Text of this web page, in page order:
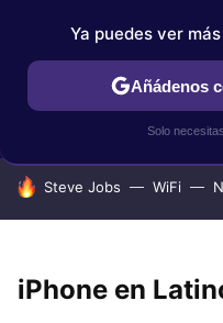
IPHONE TUTORIALES
HOY SE HABLA DE
Steve Jobs WiFi
iPhone en
Ya puedes ver
Añádenos
Solo